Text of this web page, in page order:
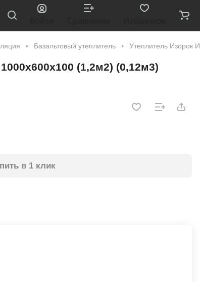
Базальтовый утеплитель Утеплитель Изорок
(1,2м2) (0,12м3)
в 1 клик